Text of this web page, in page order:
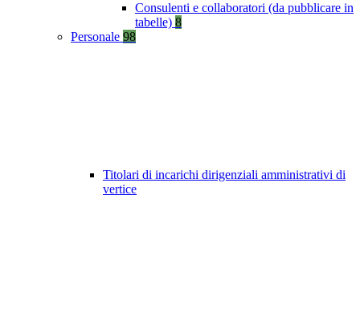
Consulenti e collaboratori (da pubblicare in
tabelle) 8
Personale 98
Titolari di incarichi dirigenziali amministrativi di
vertice